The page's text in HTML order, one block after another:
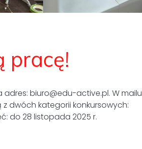
pracę!
adres: biuro@edu-active.pl. W mailu
dwóch kategorii konkursowych:
do 28 listopada 2025 r.